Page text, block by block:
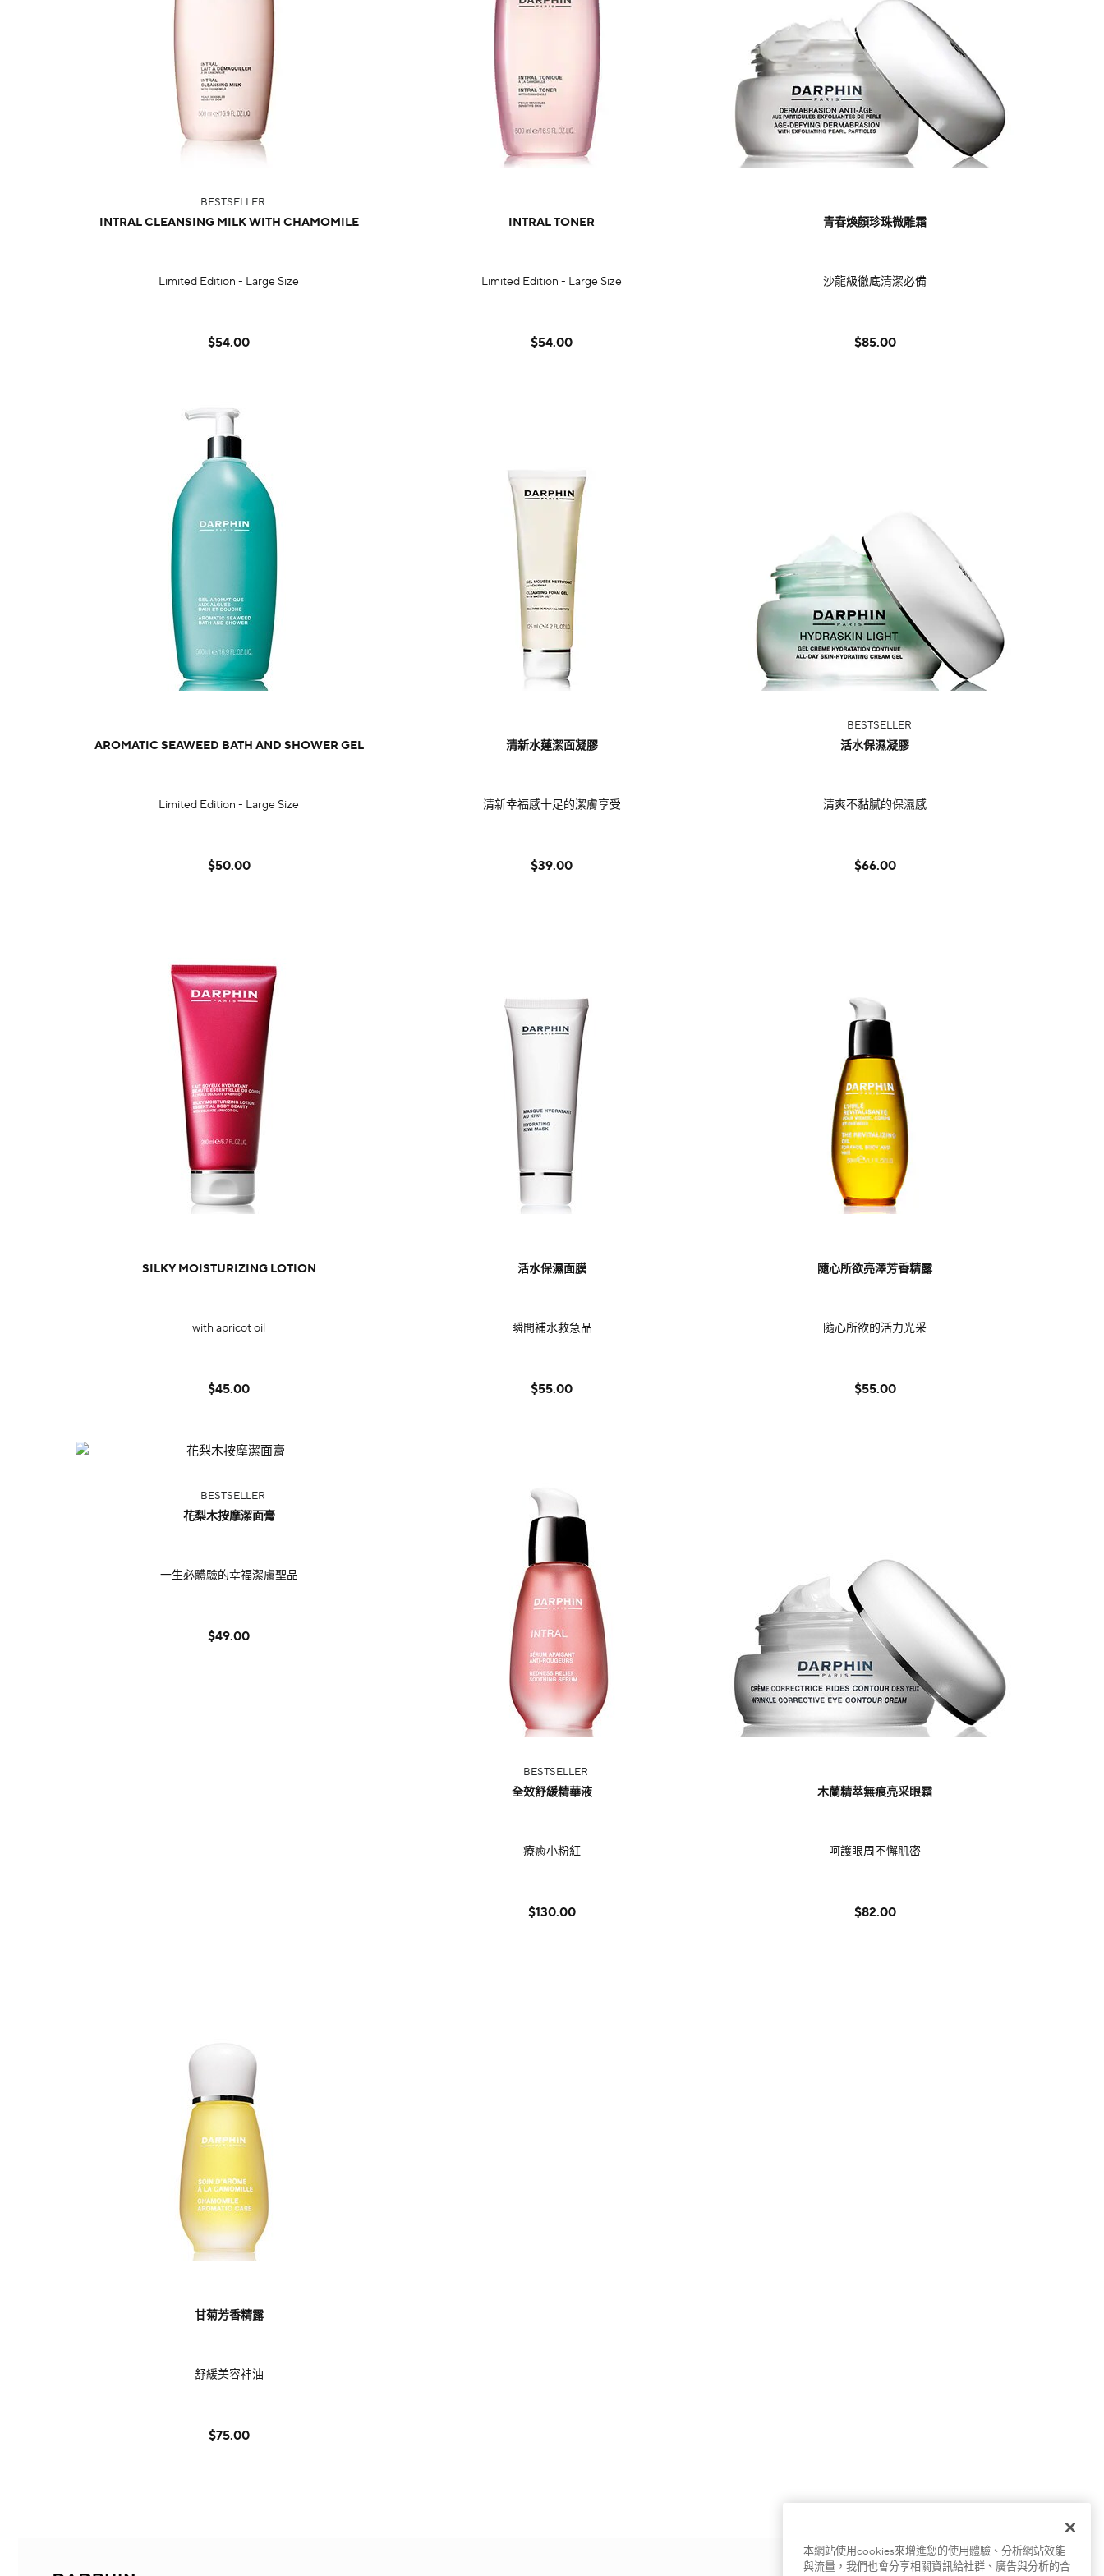
BESTSELLER
INTRAL CLEANSING MILK WITH CHAMOMILE
Limited Edition - Large Size
$54.00
INTRAL TONER
Limited Edition - Large Size
$54.00
青春煥顏珍珠微雕霜
沙龍級徹底清潔必備
$85.00
AROMATIC SEAWEED BATH AND SHOWER GEL
Limited Edition - Large Size
$50.00
清新水蓮潔面凝膠
清新幸福感十足的潔膚享受
$39.00
BESTSELLER
活水保濕凝膠
清爽不黏膩的保濕感
$66.00
SILKY MOISTURIZING LOTION
with apricot oil
$45.00
活水保濕面膜
瞬間補水救急品
$55.00
隨心所欲亮澤芳香精露
隨心所欲的活力光采
$55.00
BESTSELLER
花梨木按摩潔面膏
一生必體驗的幸福潔膚聖品
$49.00
BESTSELLER
全效舒緩精華液
療癒小粉紅
$130.00
木蘭精萃無痕亮采眼霜
呵護眼周不懈肌密
$82.00
甘菊芳香精露
舒緩美容神油
$75.00
本網站使用cookies來增進您的使用體驗、分析網站效能
與流量，我們也會分享相關資訊給社群、廣告與分析的合